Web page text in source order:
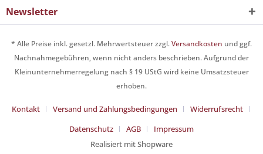
Newsletter
* Alle Preise inkl. gesetzl. Mehrwertsteuer zzgl.Versandkosten und ggf.
Nachnahmegebühren, wenn nicht anders beschrieben. Aufgrund der
Kleinunternehmerregelung nach § 19 UStG wird keine Umsatzsteuer
erhoben.
Kontakt Versand und Zahlungsbedingungen
Widerrufsrecht
Datenschutz
AGB
Impressum
Realisiert mit Shopware